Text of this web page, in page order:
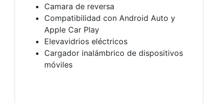
Camara de reversa
Compatibilidad con Android Auto y
Apple Car Play
Elevavidrios eléctricos
Cargador inalámbrico de dispositivos
móviles